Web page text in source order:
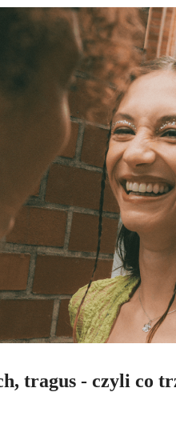
tragus - czyli co